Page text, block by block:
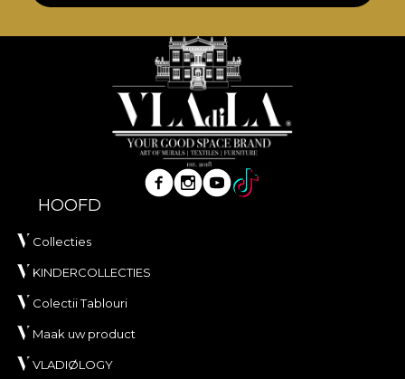
ideale wereld. *Uit liefde en respect voor de natuur
zijn al onze behangen gemaakt van natuurlijke,
ecologische en biologisch afbreekbare materialen.
**House of VLAdiLA raadt aan hun eigen lijm te
gebruiken voor het aanbrengen van het behang.
Op deze manier kun je genieten van een snelle,
veilige en efficiënte herdecoratie die aan de
hoogste kwaliteitsnormen voldoet.
HOOFD
Collecties
KINDERCOLLECTIES
Colectii Tablouri
Maak uw product
VLADIØLOGY